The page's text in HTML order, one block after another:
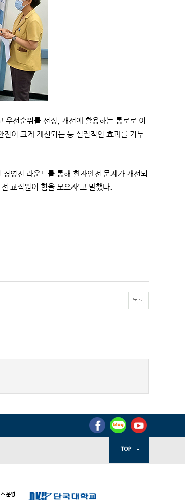
선순위를 선정, 개선에 활용하는 통로로 이
이 크게 개선되는 등 실질적인 효과를 거두
영진 라운드를 통해 환자안전 문제가 개선되
교직원이 힘을 모으자’고 말했다.
목록